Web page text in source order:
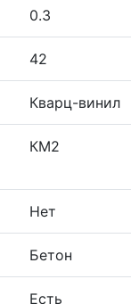
0.3
42
Кварц-винил
КМ2
Нет
Бетон
Есть